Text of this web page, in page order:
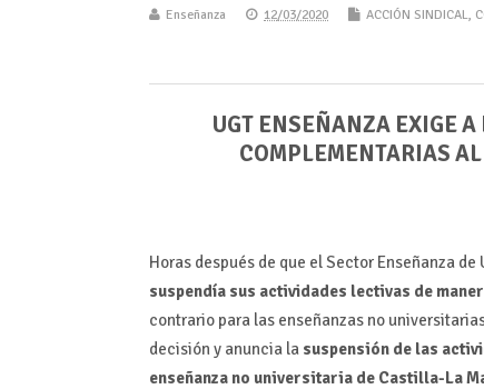
Enseñanza 12/03/2020 ACCIÓN SINDICAL,
UGT ENSEÑANZA EXIGE
COMPLEMENTARIAS
Horas después de que el Sector Enseñanza de
suspendía sus actividades lectivas de
contrario para las enseñanzas no
decisión y anuncia la suspensión de las
enseñanza no universitaria de Castilla-La